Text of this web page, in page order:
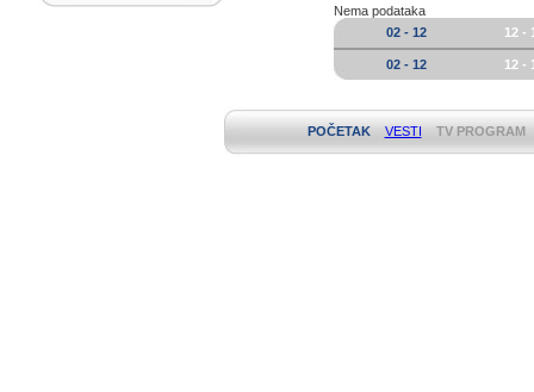
Nema podataka
02 - 12
12 -
02 - 12 12 -
POČETAK VESTI TV PROGRAM